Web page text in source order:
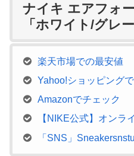
ナイキ エアフォ
「ホワイト/グレ
楽天市場での最安値
Yahoo!ショッピング
Amazonでチェック
【NIKE公式】オンラ
「SNS」